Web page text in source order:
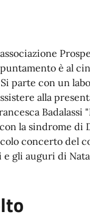
è al
parte con un
alla
Badalassi
la sindrome di
concerto del
gli auguri di